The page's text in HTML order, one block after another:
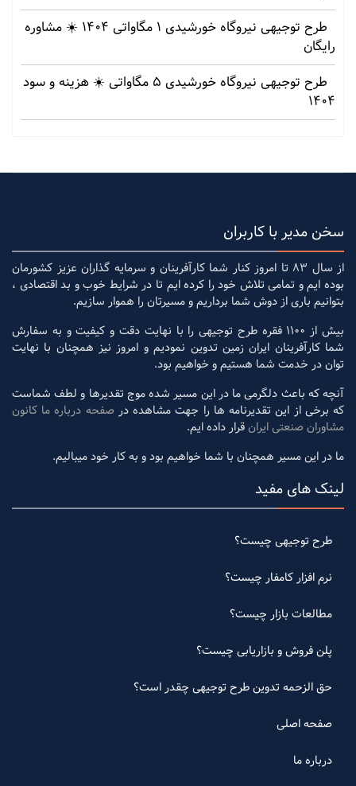
طرح توجیهی نیروگاه خورشیدی 1 مگاواتی 1404 ☀️ مشاوره
رایگان
طرح توجیهی نیروگاه خورشیدی 5 مگاواتی ☀️ هزینه‌ و سود
1404
سخن مدیر با کاربران
از سال 83 تا امروز کنار شما کارآفرینان و سرمایه گذاران عزیز کشورمان
بوده ایم و تمامی تلاش خود را کرده ایم تا در شرایط خوب و بد اقتصادی ،
بتوانیم باری از دوش شما برداریم و مسیرتان را هموار سازیم.
بیش از 1100 فقره طرح توجیهی را با نهایت دقت و کیفیت و به سفارش
شما کارآفرینان ایران زمین تدوین نمودیم و امروز نیز همچنان با نهایت
توان در خدمت شما هستیم و خواهیم بود.
آنچه که باعث دلگرمی ما در این مسیر شده موج تقدیرها و لطف شماست
که برخی از این تقدیرنامه ها را جهت مشاهده در صفحه درباره ما کانون
مشاوران صنعتی ایرانقرار داده ایم.
ما در این مسیر همچنان با شما خواهیم بود و به کار خود میبالیم.
لینک های مفید
طرح توجیهی چیست؟
نرم افزار کامفار چیست؟
مطالعات بازار چیست؟
پلن فروش و بازاریابی چیست؟
حق الزحمه تدوین طرح توجیهی چقدر است؟
صفحه اصلی
درباره ما